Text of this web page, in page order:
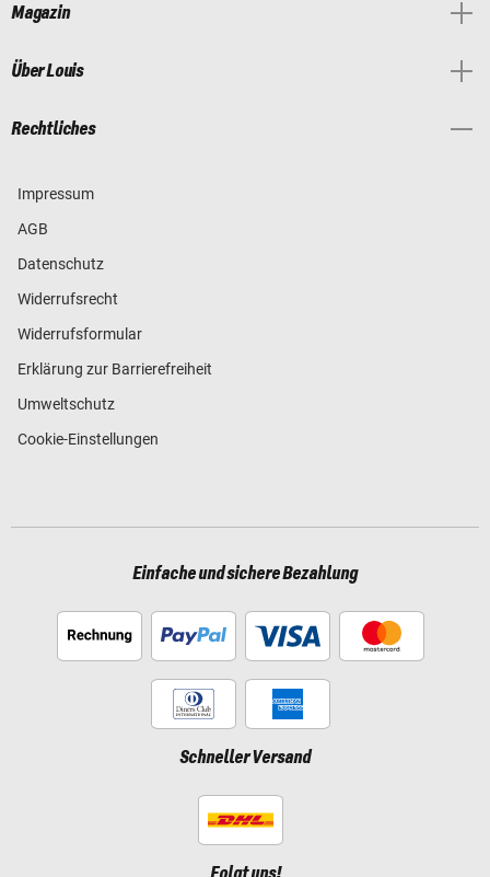
Magazin
Über Louis
Rechtliches
Impressum
AGB
Datenschutz
Widerrufsrecht
Widerrufsformular
Erklärung zur Barrierefreiheit
Umweltschutz
Cookie-Einstellungen
Einfache und sichere Bezahlung
Schneller Versand